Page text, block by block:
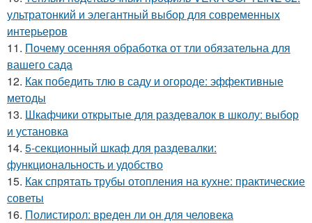
ультратонкий и элегантный выбор для современных
интерьеров
11. Почему осенняя обработка от тли обязательна для
вашего сада
12. Как победить тлю в саду и огороде: эффективные
методы
13. Шкафчики открытые для раздевалок в школу: выбор
и установка
14. 5-секционный шкаф для раздевалки:
функциональность и удобство
15. Как спрятать трубы отопления на кухне: практические
советы
16. Полистирол: вреден ли он для человека